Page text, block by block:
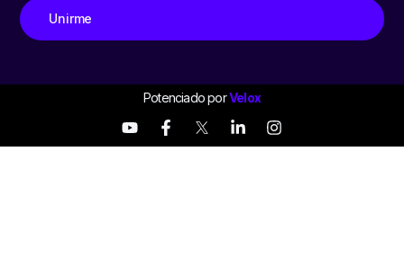
Unirme
Potenciado porVelox